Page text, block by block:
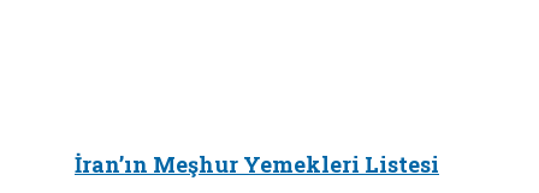
İran’ın Meşhur Yemekleri Listesi